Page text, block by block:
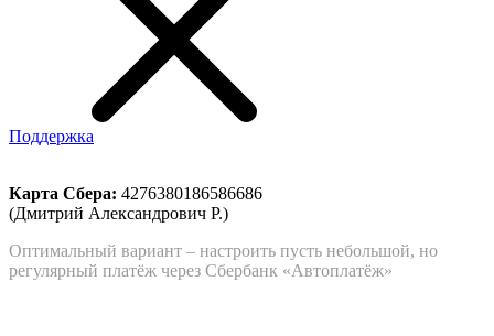
Поддержка
Карта Сбера: 4276380186586686
(Дмитрий Александрович Р.)
Оптимальный вариант – настроить пусть небольшой, но
регулярный платёж через Сбербанк «Автоплатёж»